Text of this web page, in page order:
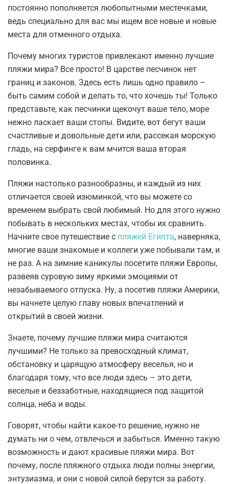
постоянно пополняется любопытными местечками,
ведь специально для вас мы ищем все новые и новые
места для отменного отдыха.
Почему многих туристов привлекают именно лучшие
пляжи мира? Все просто! В царстве песчинок нет
границ и законов. Здесь есть лишь одно правило –
быть самим собой и делать то, что хочешь ты! Только
представьте, как песчинки щекочут ваше тело, море
нежно ласкает ваши стопы. Видите, вот бегут ваши
счастливые и довольные дети или, рассекая морскую
гладь, на серфинге к вам мчится ваша вторая
половинка.
Пляжи настолько разнообразны, и каждый из них
отличается своей изюминкой, что вы можете со
временем выбрать свой любимый. Но для этого нужно
побывать в нескольких местах, чтобы их сравнить.
Начните свое путешествие с пляжей Египта, наверняка,
многие ваши знакомые и коллеги уже побывали там, и
не раз. А на зимние каникулы посетите пляжи Европы,
развеяв суровую зиму яркими эмоциями от
незабываемого отпуска. Ну, а посетив пляжи Америки,
вы начнете целую главу новых впечатлений и
открытий в своей жизни.
Знаете, почему лучшие пляжи мира считаются
лучшими? Не только за превосходный климат,
обстановку и царящую атмосферу веселья, но и
благодаря тому, что все люди здесь – это дети,
веселые и беззаботные, находящиеся под защитой
солнца, неба и воды.
Говорят, чтобы найти какое-то решение, нужно не
думать ни о чем, отвлечься и забыться. Именно такую
возможность и дают красивые пляжи мира. Вот
почему, после пляжного отдыха люди полны энергии,
энтузиазма, и они с новой силой берутся за работу.